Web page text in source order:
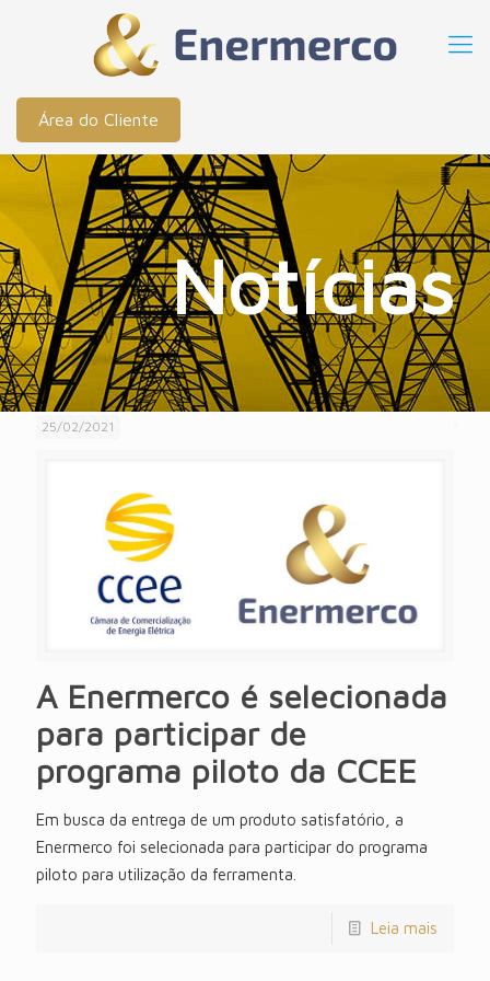
Área do Cliente
Notícias
25/02/2021
A Enermerco é selecionada
para participar de
programa piloto da CCEE
Em busca da entrega de um produto satisfatório, a
Enermerco foi selecionada para participar do programa
piloto para utilização da ferramenta.
Leia mais